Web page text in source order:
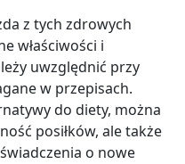
z tych zdrowych
właściwości i
uwzględnić przy
w przepisach.
do diety, można
posiłków, ale także
o nowe